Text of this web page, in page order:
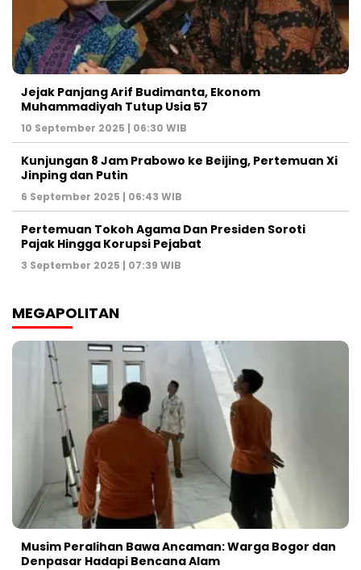
Jejak Panjang Arif Budimanta, Ekonom
Muhammadiyah Tutup Usia 57
10 September 2025 | 06:30 WIB
Kunjungan 8 Jam Prabowo ke Beijing, Pertemuan Xi
Jinping dan Putin
6 September 2025 | 06:43 WIB
Pertemuan Tokoh Agama Dan Presiden Soroti
Pajak Hingga Korupsi Pejabat
3 September 2025 | 07:39 WIB
MEGAPOLITAN
Musim Peralihan Bawa Ancaman: Warga Bogor dan
Denpasar Hadapi Bencana Alam